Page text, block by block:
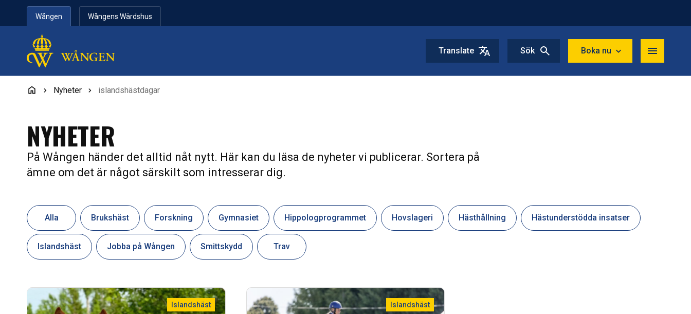
Hoppa till innehåll
Wången Wångens Wärdshus
Translate Sök Boka nu
Nyheter islandshästdagar
NYHETER
På Wången händer det alltid nåt nytt. Här kan du läsa de nyheter vi publicerar. Sortera på
ämne om det är något särskilt som intresserar dig.
Alla Brukshäst Forskning Gymnasiet Hippologprogrammet Hovslageri Hästhållning Hästunderstödda insatser
Islandshäst Jobba på Wången Smittskydd Trav
Islandshäst Islandshäst